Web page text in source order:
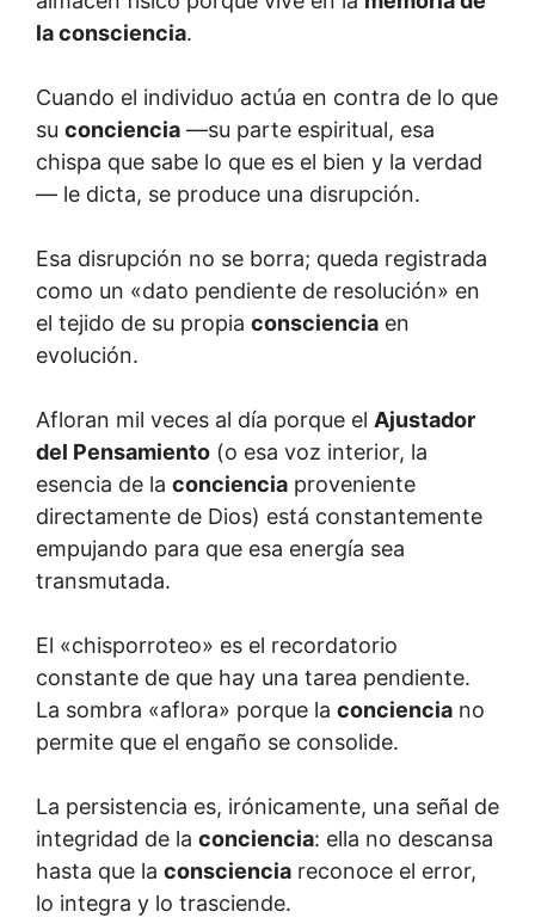
la consciencia.
Cuando el individuo actúa en contra de lo que
su conciencia —su parte espiritual, esa
chispa que sabe lo que es el bien y la verdad
— le dicta, se produce una disrupción.
Esa disrupción no se borra; queda registrada
como un «dato pendiente de resolución» en
el tejido de su propia consciencia en
evolución.
Afloran mil veces al día porque el Ajustador
del Pensamiento (o esa voz interior, la
esencia de la conciencia proveniente
directamente de Dios) está constantemente
empujando para que esa energía sea
transmutada.
El «chisporroteo» es el recordatorio
constante de que hay una tarea pendiente.
La sombra «aflora» porque la conciencia no
permite que el engaño se consolide.
La persistencia es, irónicamente, una señal de
integridad de la conciencia: ella no descansa
hasta que la consciencia reconoce el error,
lo integra y lo trasciende.